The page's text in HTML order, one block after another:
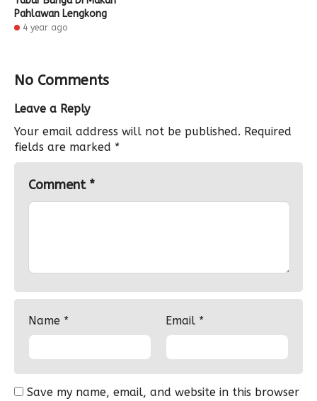
Pahlawan Lengkong
4 year ago
No Comments
Leave a Reply
Your email address will not be published. Required
fields are marked *
Comment *
Name * Email *
Save my name, email, and website in this browser